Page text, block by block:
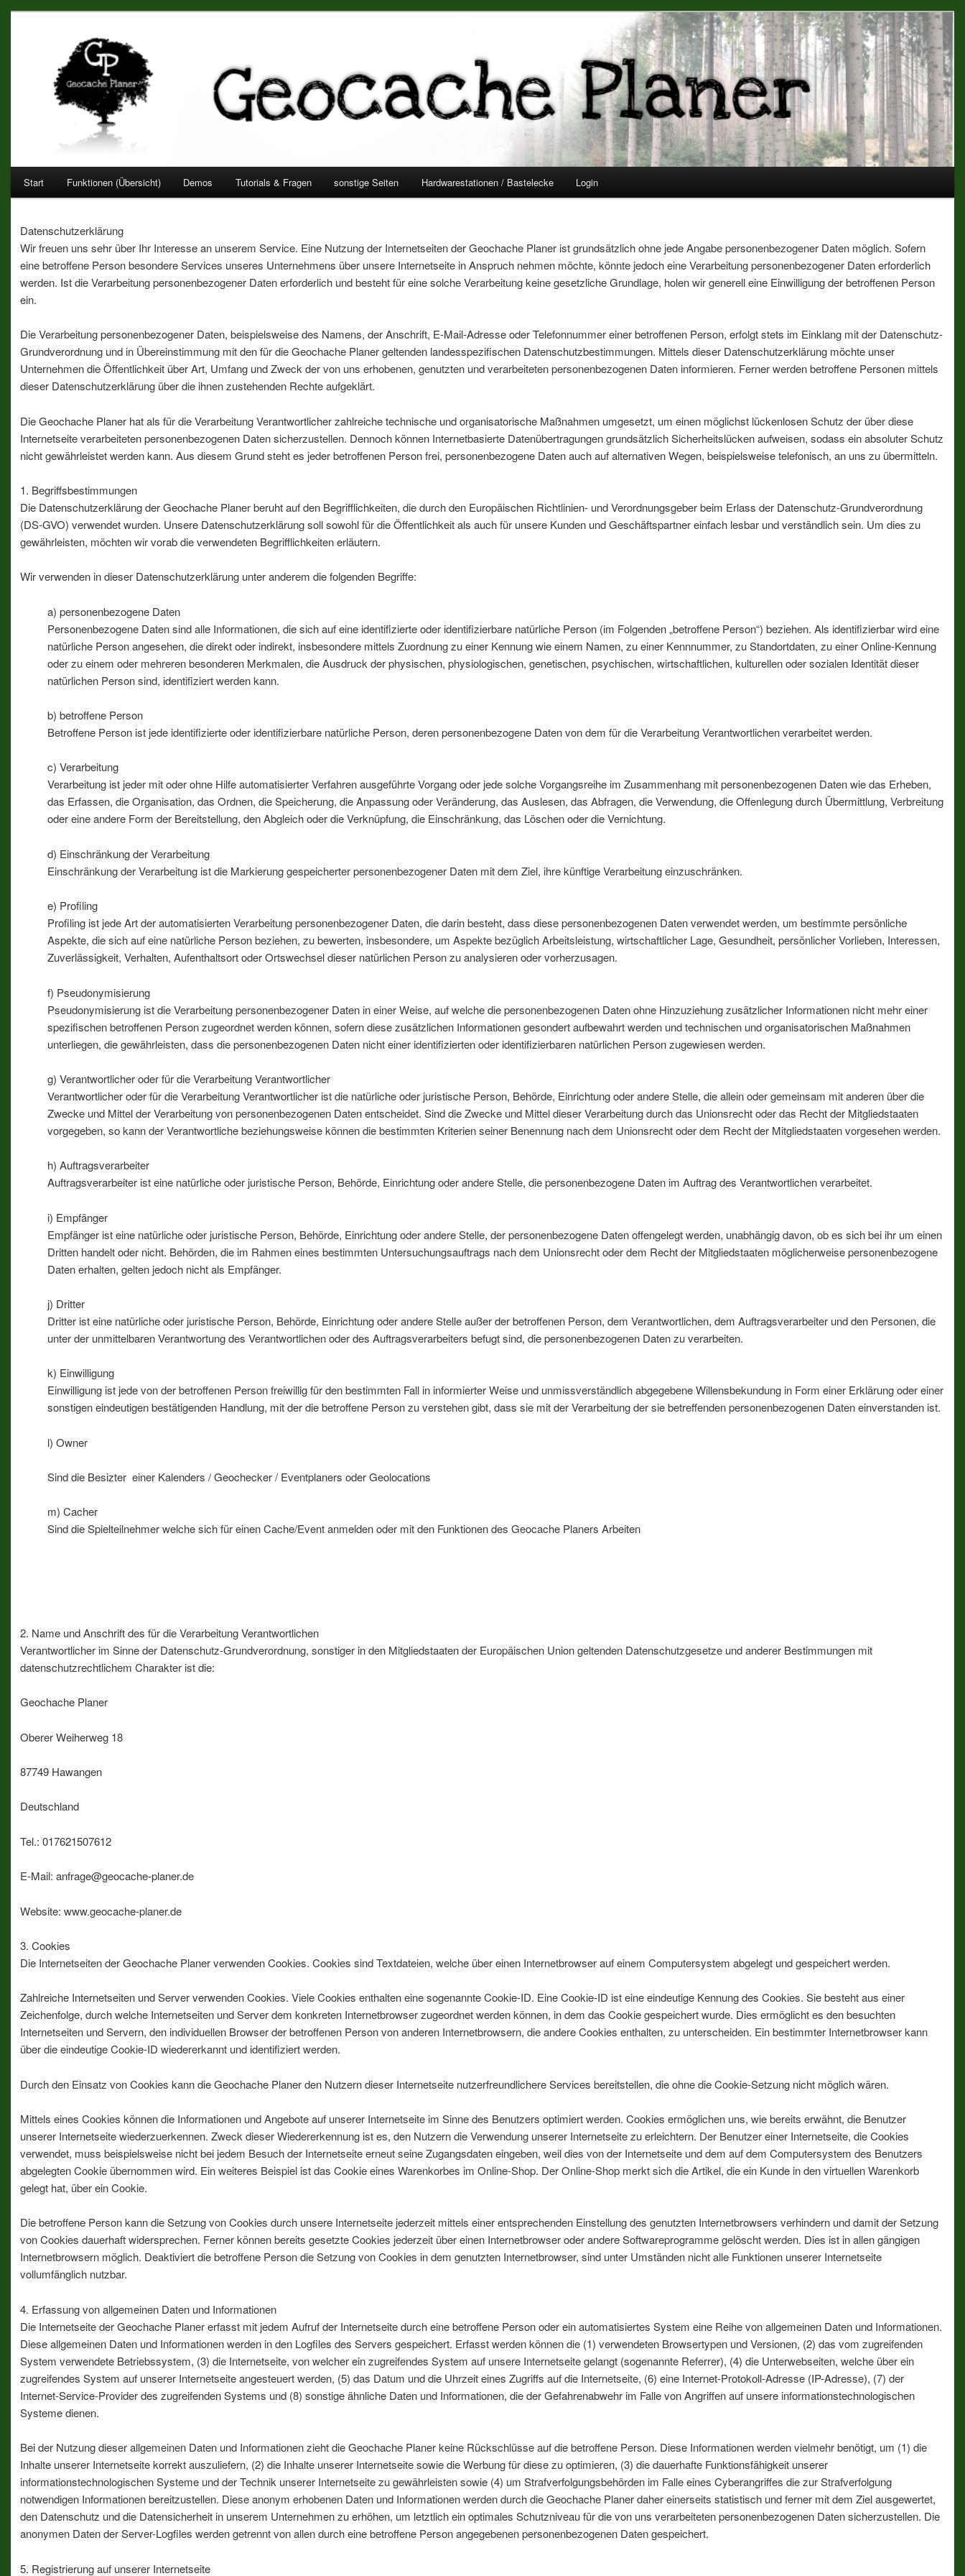
Geocache Planer – Terminkalender / Kalender / Geochecker / Eventplaner
Hauptmenü
Zum
wechseln
Start Funktionen (Übersicht) Demos Tutorials & Fragen sonstige Seiten Hardwarestationen / Bastelecke Login
Datenschutzerklärung
Wir freuen uns sehr über Ihr Interesse an unserem Service. Eine Nutzung der Internetseiten der Geochache Planer ist grundsätzlich ohne jede Angabe personenbezogener Daten möglich. Sofern
eine betroffene Person besondere Services unseres Unternehmens über unsere Internetseite in Anspruch nehmen möchte, könnte jedoch eine Verarbeitung personenbezogener Daten erforderlich
werden. Ist die Verarbeitung personenbezogener Daten erforderlich und besteht für eine solche Verarbeitung keine gesetzliche Grundlage, holen wir generell eine Einwilligung der betroffenen Person
ein.
Die Verarbeitung personenbezogener Daten, beispielsweise des Namens, der Anschrift, E-Mail-Adresse oder Telefonnummer einer betroffenen Person, erfolgt stets im Einklang mit der Datenschutz-
Grundverordnung und in Übereinstimmung mit den für die Geochache Planer geltenden landesspezifischen Datenschutzbestimmungen. Mittels dieser Datenschutzerklärung möchte unser
Unternehmen die Öffentlichkeit über Art, Umfang und Zweck der von uns erhobenen, genutzten und verarbeiteten personenbezogenen Daten informieren. Ferner werden betroffene Personen mittels
dieser Datenschutzerklärung über die ihnen zustehenden Rechte aufgeklärt.
Die Geochache Planer hat als für die Verarbeitung Verantwortlicher zahlreiche technische und organisatorische Maßnahmen umgesetzt, um einen möglichst lückenlosen Schutz der über diese
Internetseite verarbeiteten personenbezogenen Daten sicherzustellen. Dennoch können Internetbasierte Datenübertragungen grundsätzlich Sicherheitslücken aufweisen, sodass ein absoluter Schutz
nicht gewährleistet werden kann. Aus diesem Grund steht es jeder betroffenen Person frei, personenbezogene Daten auch auf alternativen Wegen, beispielsweise telefonisch, an uns zu übermitteln.
1. Begriffsbestimmungen
Die Datenschutzerklärung der Geochache Planer beruht auf den Begrifflichkeiten, die durch den Europäischen Richtlinien- und Verordnungsgeber beim Erlass der Datenschutz-Grundverordnung
(DS-GVO) verwendet wurden. Unsere Datenschutzerklärung soll sowohl für die Öffentlichkeit als auch für unsere Kunden und Geschäftspartner einfach lesbar und verständlich sein. Um dies zu
gewährleisten, möchten wir vorab die verwendeten Begrifflichkeiten erläutern.
Wir verwenden in dieser Datenschutzerklärung unter anderem die folgenden Begriffe:
a) personenbezogene Daten
Personenbezogene Daten sind alle Informationen, die sich auf eine identifizierte oder identifizierbare natürliche Person (im Folgenden „betroffene Person“) beziehen. Als identifizierbar wird eine
natürliche Person angesehen, die direkt oder indirekt, insbesondere mittels Zuordnung zu einer Kennung wie einem Namen, zu einer Kennnummer, zu Standortdaten, zu einer Online-Kennung
oder zu einem oder mehreren besonderen Merkmalen, die Ausdruck der physischen, physiologischen, genetischen, psychischen, wirtschaftlichen, kulturellen oder sozialen Identität dieser
natürlichen Person sind, identifiziert werden kann.
b) betroffene Person
Betroffene Person ist jede identifizierte oder identifizierbare natürliche Person, deren personenbezogene Daten von dem für die Verarbeitung Verantwortlichen verarbeitet werden.
c) Verarbeitung
Verarbeitung ist jeder mit oder ohne Hilfe automatisierter Verfahren ausgeführte Vorgang oder jede solche Vorgangsreihe im Zusammenhang mit personenbezogenen Daten wie das Erheben,
das Erfassen, die Organisation, das Ordnen, die Speicherung, die Anpassung oder Veränderung, das Auslesen, das Abfragen, die Verwendung, die Offenlegung durch Übermittlung, Verbreitung
oder eine andere Form der Bereitstellung, den Abgleich oder die Verknüpfung, die Einschränkung, das Löschen oder die Vernichtung.
d) Einschränkung der Verarbeitung
Einschränkung der Verarbeitung ist die Markierung gespeicherter personenbezogener Daten mit dem Ziel, ihre künftige Verarbeitung einzuschränken.
e) Profiling
Profiling ist jede Art der automatisierten Verarbeitung personenbezogener Daten, die darin besteht, dass diese personenbezogenen Daten verwendet werden, um bestimmte persönliche
Aspekte, die sich auf eine natürliche Person beziehen, zu bewerten, insbesondere, um Aspekte bezüglich Arbeitsleistung, wirtschaftlicher Lage, Gesundheit, persönlicher Vorlieben, Interessen,
Zuverlässigkeit, Verhalten, Aufenthaltsort oder Ortswechsel dieser natürlichen Person zu analysieren oder vorherzusagen.
f) Pseudonymisierung
Pseudonymisierung ist die Verarbeitung personenbezogener Daten in einer Weise, auf welche die personenbezogenen Daten ohne Hinzuziehung zusätzlicher Informationen nicht mehr einer
spezifischen betroffenen Person zugeordnet werden können, sofern diese zusätzlichen Informationen gesondert aufbewahrt werden und technischen und organisatorischen Maßnahmen
unterliegen, die gewährleisten, dass die personenbezogenen Daten nicht einer identifizierten oder identifizierbaren natürlichen Person zugewiesen werden.
g) Verantwortlicher oder für die Verarbeitung Verantwortlicher
Verantwortlicher oder für die Verarbeitung Verantwortlicher ist die natürliche oder juristische Person, Behörde, Einrichtung oder andere Stelle, die allein oder gemeinsam mit anderen über die
Zwecke und Mittel der Verarbeitung von personenbezogenen Daten entscheidet. Sind die Zwecke und Mittel dieser Verarbeitung durch das Unionsrecht oder das Recht der Mitgliedstaaten
vorgegeben, so kann der Verantwortliche beziehungsweise können die bestimmten Kriterien seiner Benennung nach dem Unionsrecht oder dem Recht der Mitgliedstaaten vorgesehen werden.
h) Auftragsverarbeiter
Auftragsverarbeiter ist eine natürliche oder juristische Person, Behörde, Einrichtung oder andere Stelle, die personenbezogene Daten im Auftrag des Verantwortlichen verarbeitet.
i) Empfänger
Empfänger ist eine natürliche oder juristische Person, Behörde, Einrichtung oder andere Stelle, der personenbezogene Daten offengelegt werden, unabhängig davon, ob es sich bei ihr um einen
Dritten handelt oder nicht. Behörden, die im Rahmen eines bestimmten Untersuchungsauftrags nach dem Unionsrecht oder dem Recht der Mitgliedstaaten möglicherweise personenbezogene
Daten erhalten, gelten jedoch nicht als Empfänger.
j) Dritter
Dritter ist eine natürliche oder juristische Person, Behörde, Einrichtung oder andere Stelle außer der betroffenen Person, dem Verantwortlichen, dem Auftragsverarbeiter und den Personen, die
unter der unmittelbaren Verantwortung des Verantwortlichen oder des Auftragsverarbeiters befugt sind, die personenbezogenen Daten zu verarbeiten.
k) Einwilligung
Einwilligung ist jede von der betroffenen Person freiwillig für den bestimmten Fall in informierter Weise und unmissverständlich abgegebene Willensbekundung in Form einer Erklärung oder einer
sonstigen eindeutigen bestätigenden Handlung, mit der die betroffene Person zu verstehen gibt, dass sie mit der Verarbeitung der sie betreffenden personenbezogenen Daten einverstanden ist.
l) Owner
Sind die Besizter einer Kalenders / Geochecker / Eventplaners oder Geolocations
m) Cacher
Sind die Spielteilnehmer welche sich für einen Cache/Event anmelden oder mit den Funktionen des Geocache Planers Arbeiten
2. Name und Anschrift des für die Verarbeitung Verantwortlichen
Verantwortlicher im Sinne der Datenschutz-Grundverordnung, sonstiger in den Mitgliedstaaten der Europäischen Union geltenden Datenschutzgesetze und anderer Bestimmungen mit
datenschutzrechtlichem Charakter ist die:
Geochache Planer
Oberer Weiherweg 18
87749 Hawangen
Deutschland
Tel.: 017621507612
E-Mail: anfrage@geocache-planer.de
Website: www.geocache-planer.de
3. Cookies
Die Internetseiten der Geochache Planer verwenden Cookies. Cookies sind Textdateien, welche über einen Internetbrowser auf einem Computersystem abgelegt und gespeichert werden.
Zahlreiche Internetseiten und Server verwenden Cookies. Viele Cookies enthalten eine sogenannte Cookie-ID. Eine Cookie-ID ist eine eindeutige Kennung des Cookies. Sie besteht aus einer
Zeichenfolge, durch welche Internetseiten und Server dem konkreten Internetbrowser zugeordnet werden können, in dem das Cookie gespeichert wurde. Dies ermöglicht es den besuchten
Internetseiten und Servern, den individuellen Browser der betroffenen Person von anderen Internetbrowsern, die andere Cookies enthalten, zu unterscheiden. Ein bestimmter Internetbrowser kann
über die eindeutige Cookie-ID wiedererkannt und identifiziert werden.
Durch den Einsatz von Cookies kann die Geochache Planer den Nutzern dieser Internetseite nutzerfreundlichere Services bereitstellen, die ohne die Cookie-Setzung nicht möglich wären.
Mittels eines Cookies können die Informationen und Angebote auf unserer Internetseite im Sinne des Benutzers optimiert werden. Cookies ermöglichen uns, wie bereits erwähnt, die Benutzer
unserer Internetseite wiederzuerkennen. Zweck dieser Wiedererkennung ist es, den Nutzern die Verwendung unserer Internetseite zu erleichtern. Der Benutzer einer Internetseite, die Cookies
verwendet, muss beispielsweise nicht bei jedem Besuch der Internetseite erneut seine Zugangsdaten eingeben, weil dies von der Internetseite und dem auf dem Computersystem des Benutzers
abgelegten Cookie übernommen wird. Ein weiteres Beispiel ist das Cookie eines Warenkorbes im Online-Shop. Der Online-Shop merkt sich die Artikel, die ein Kunde in den virtuellen Warenkorb
gelegt hat, über ein Cookie.
Die betroffene Person kann die Setzung von Cookies durch unsere Internetseite jederzeit mittels einer entsprechenden Einstellung des genutzten Internetbrowsers verhindern und damit der Setzung
von Cookies dauerhaft widersprechen. Ferner können bereits gesetzte Cookies jederzeit über einen Internetbrowser oder andere Softwareprogramme gelöscht werden. Dies ist in allen gängigen
Internetbrowsern möglich. Deaktiviert die betroffene Person die Setzung von Cookies in dem genutzten Internetbrowser, sind unter Umständen nicht alle Funktionen unserer Internetseite
vollumfänglich nutzbar.
4. Erfassung von allgemeinen Daten und Informationen
Die Internetseite der Geochache Planer erfasst mit jedem Aufruf der Internetseite durch eine betroffene Person oder ein automatisiertes System eine Reihe von allgemeinen Daten und Informationen.
Diese allgemeinen Daten und Informationen werden in den Logfiles des Servers gespeichert. Erfasst werden können die (1) verwendeten Browsertypen und Versionen, (2) das vom zugreifenden
System verwendete Betriebssystem, (3) die Internetseite, von welcher ein zugreifendes System auf unsere Internetseite gelangt (sogenannte Referrer), (4) die Unterwebseiten, welche über ein
zugreifendes System auf unserer Internetseite angesteuert werden, (5) das Datum und die Uhrzeit eines Zugriffs auf die Internetseite, (6) eine Internet-Protokoll-Adresse (IP-Adresse), (7) der
Internet-Service-Provider des zugreifenden Systems und (8) sonstige ähnliche Daten und Informationen, die der Gefahrenabwehr im Falle von Angriffen auf unsere informationstechnologischen
Systeme dienen.
Bei der Nutzung dieser allgemeinen Daten und Informationen zieht die Geochache Planer keine Rückschlüsse auf die betroffene Person. Diese Informationen werden vielmehr benötigt, um (1) die
Inhalte unserer Internetseite korrekt auszuliefern, (2) die Inhalte unserer Internetseite sowie die Werbung für diese zu optimieren, (3) die dauerhafte Funktionsfähigkeit unserer
informationstechnologischen Systeme und der Technik unserer Internetseite zu gewährleisten sowie (4) um Strafverfolgungsbehörden im Falle eines Cyberangriffes die zur Strafverfolgung
notwendigen Informationen bereitzustellen. Diese anonym erhobenen Daten und Informationen werden durch die Geochache Planer daher einerseits statistisch und ferner mit dem Ziel ausgewertet,
den Datenschutz und die Datensicherheit in unserem Unternehmen zu erhöhen, um letztlich ein optimales Schutzniveau für die von uns verarbeiteten personenbezogenen Daten sicherzustellen. Die
anonymen Daten der Server-Logfiles werden getrennt von allen durch eine betroffene Person angegebenen personenbezogenen Daten gespeichert.
5. Registrierung auf unserer Internetseite